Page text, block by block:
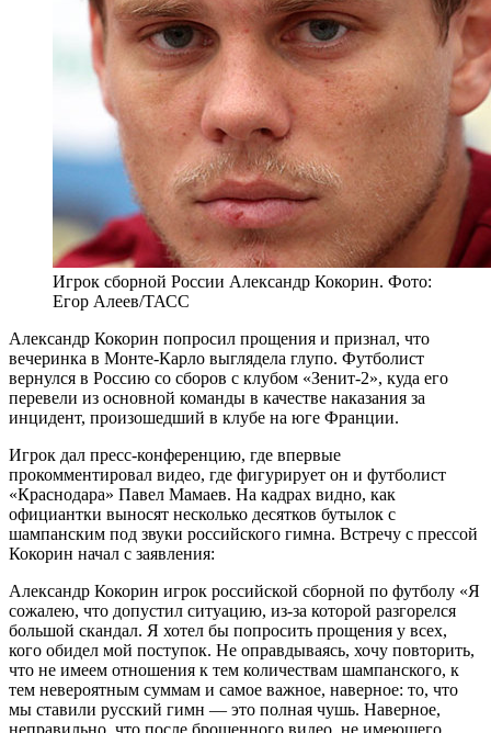
Игрок сборной России Александр Кокорин. Фото:
Егор Алеев/ТАСС
Александр Кокорин попросил прощения и признал, что
вечеринка в Монте-Карло выглядела глупо. Футболист
вернулся в Россию со сборов с клубом «Зенит-2», куда его
перевели из основной команды в качестве наказания за
инцидент, произошедший в клубе на юге Франции.
Игрок дал пресс-конференцию, где впервые
прокомментировал видео, где фигурирует он и футболист
«Краснодара» Павел Мамаев. На кадрах видно, как
официантки выносят несколько десятков бутылок с
шампанским под звуки российского гимна. Встречу с прессой
Кокорин начал с заявления:
Александр Кокорин игрок российской сборной по футболу «Я
сожалею, что допустил ситуацию, из-за которой разгорелся
большой скандал. Я хотел бы попросить прощения у всех,
кого обидел мой поступок. Не оправдываясь, хочу повторить,
что не имеем отношения к тем количествам шампанского, к
тем невероятным суммам и самое важное, наверное: то, что
мы ставили русский гимн — это полная чушь. Наверное,
неправильно, что после брошенного видео, не имеющего